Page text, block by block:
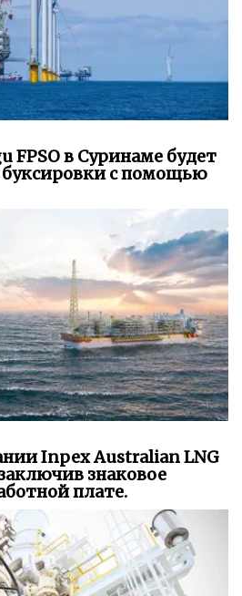
FPSO в Суринаме будет
с помощью
Inpex Australian LNG
знаковое
плате.